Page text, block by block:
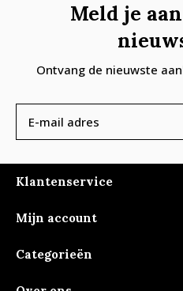
Meld je
Ontvang de nieuwste
Klantenservice
Mijn account
Categorieën